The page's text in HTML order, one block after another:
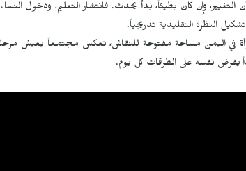
وإن كان بطيئاً، بدأ يحدث. فانتشار التعليم، ودخول
النظرة التقليدية تدريجياً.
في اليمن مساحة مفتوحة للنقاش، تعكس مجتمعاً يعيش مرحلة
يفرض نفسه على الطرقات كل يوم.